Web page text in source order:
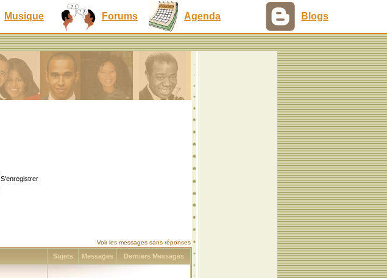
Musique Forums Agenda Blogs
S'enregistrer
Voir les messages sans réponses
Sujets Messages Derniers Messages